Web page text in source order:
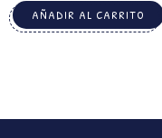
AÑADIR AL CARRITO